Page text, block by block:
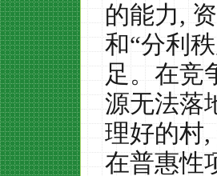
的能力,
和“分利
足。在竞
源无法落
理好的村,
在普惠性